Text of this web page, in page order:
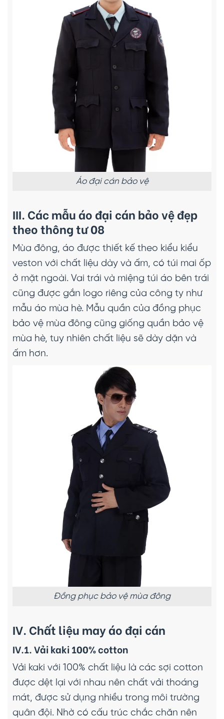
Áo đại cán bảo vệ
III. Các mẫu áo đại cán bảo vệ đẹp
theo thông tư 08
Mùa đông, áo được thiết kế theo kiểu kiểu
veston với chất liệu dày và ấm, có túi mai ốp
ở mặt ngoài. Vai trái và miệng túi áo bên trái
cũng được gắn logo riêng của công ty như
mẫu áo mùa hè. Mẫu quần của đồng phục
bảo vệ mùa đông cũng giống quần bảo vệ
mùa hè, tuy nhiên chất liệu sẽ dày dặn và
ấm hơn.
Đồng phục bảo vệ mùa đông
IV. Chất liệu may áo đại cán
IV.1. Vải kaki 100% cotton
Vải kaki với 100% chất liệu là các sợi cotton
được dệt lại với nhau nên chất vải thoáng
mát, được sử dụng nhiều trong môi trường
quân đội. Nhờ có cấu trúc chắc chăn nên